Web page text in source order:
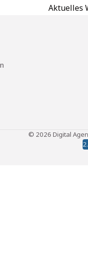
Aktuelles
© 2026 Digital